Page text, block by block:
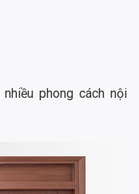
phong cách nội